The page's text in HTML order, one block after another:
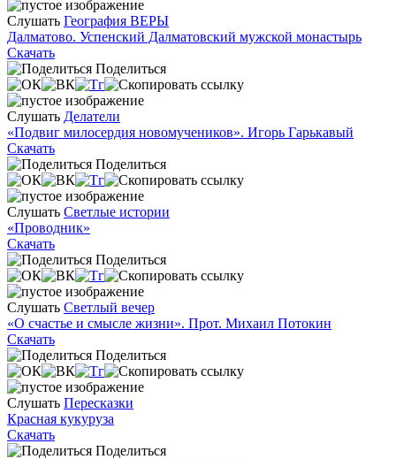
Слушать География ВЕРЫ
Далматово. Успенский Далматовский мужской монастырь
Скачать
Поделиться
Слушать Делатели
«Подвиг милосердия новомучеников». Игорь Гарькавый
Скачать
Поделиться
Слушать Светлые истории
«Проводник»
Скачать
Поделиться
Слушать Светлый вечер
«О счастье и смысле жизни». Прот. Михаил Потокин
Скачать
Поделиться
Слушать Пересказки
Красная кукуруза
Скачать
Поделиться